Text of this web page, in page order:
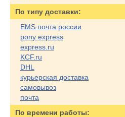
По типу доставки:
EMS почта россии
pony express
express.ru
KCF.ru
DHL
курьерская доставка
самовывоз
почта
По времени работы: